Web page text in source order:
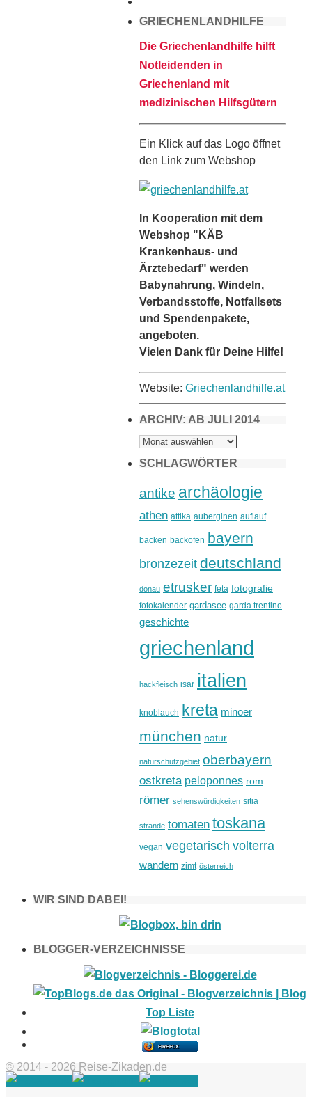
GRIECHENLANDHILFE
Die Griechenlandhilfe hilft
Notleidenden in
Griechenland mit
medizinischen Hilfsgütern
Ein Klick auf das Logo öffnet
den Link zum Webshop
In Kooperation mit dem
Webshop "KÄB
Krankenhaus- und
Ärztebedarf" werden
Babynahrung, Windeln,
Verbandsstoffe, Notfallsets
und Spendenpakete,
angeboten.
Vielen Dank für Deine Hilfe!
Website: Griechenlandhilfe.at
ARCHIV: AB JULI 2014
ARCHIV:
AB
2014
SCHLAGWÖRTER
antike archäologie
athen attika auberginen auflauf
backen backofen bayern
bronzezeit deutschland
donau etrusker feta fotografie
fotokalender gardasee garda trentino
geschichte
griechenland
hackfleisch isar italien
knoblauch kreta minoer
münchen natur
naturschutzgebiet oberbayern
ostkreta peloponnes rom
römer sehenswürdigkeiten sitia
strände tomaten toskana
vegan vegetarisch volterra
wandern zimt österreich
WIR SIND DABEI!
BLOGGER-VERZEICHNISSE
FIREFOX
© 2014 - 2026 Reise-Zikaden.de